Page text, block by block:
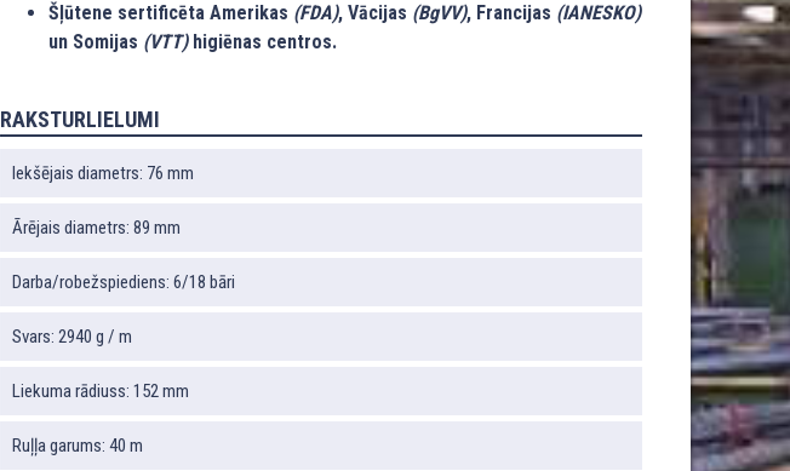
Šļūtene sertificēta Amerikas (FDA), Vācijas (BgVV), Francijas (IANESKO)
un Somijas (VTT)higiēnas centros.
RAKSTURLIELUMI
Iekšējais diametrs: 76 mm
Ārējais diametrs: 89 mm
Darba/robežspiediens: 6/18 bāri
Svars: 2940 g / m
Liekuma rādiuss: 152 mm
Ruļļa garums: 40 m